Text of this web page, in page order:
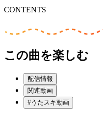
CONTENTS
この曲を楽しむ
配信情報
関連動画
#うたスキ動画